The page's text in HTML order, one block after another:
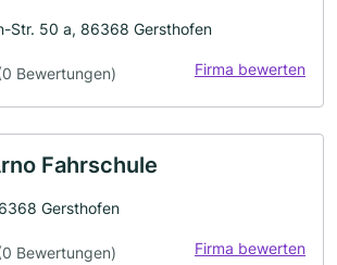
Str. 50 a, 86368 Gersthofen
Bewertungen) Firma bewerten
Fahrschule
Gersthofen
Bewertungen) Firma bewerten